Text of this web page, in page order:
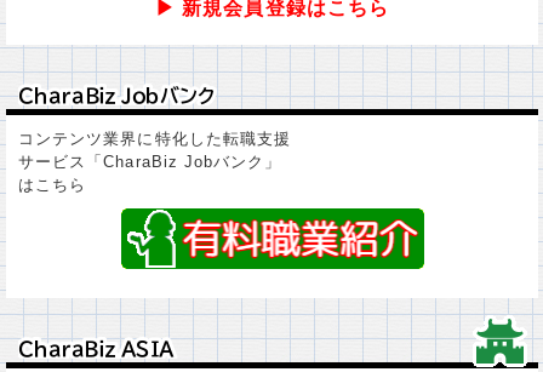
▶ 新規会員登録はこちら
ＣｈａｒａＢｉｚ Ｊｏｂバンク
ＣｈａｒａＢｉｚ Ｊｏｂバンク
コンテンツ業界に特化した転職支援
サービス「CharaBiz Jobバンク」
はこちら
ＣｈａｒａＢｉｚ ＡＳＩＡ
ＣｈａｒａＢｉｚ ＡＳＩＡ